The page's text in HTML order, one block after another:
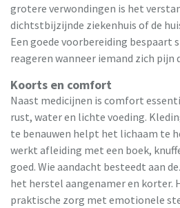
grotere verwondingen is het
dichtstbijzijnde ziekenhuis of de
Een goede voorbereiding bespaart
reageren wanneer iemand zich pijn
Koorts en comfort
Naast medicijnen is comfort
rust, water en lichte voeding.
te benauwen helpt het lichaam te
werkt afleiding met een boek,
goed. Wie aandacht besteedt aan
het herstel aangenamer en korter.
praktische zorg met emotionele